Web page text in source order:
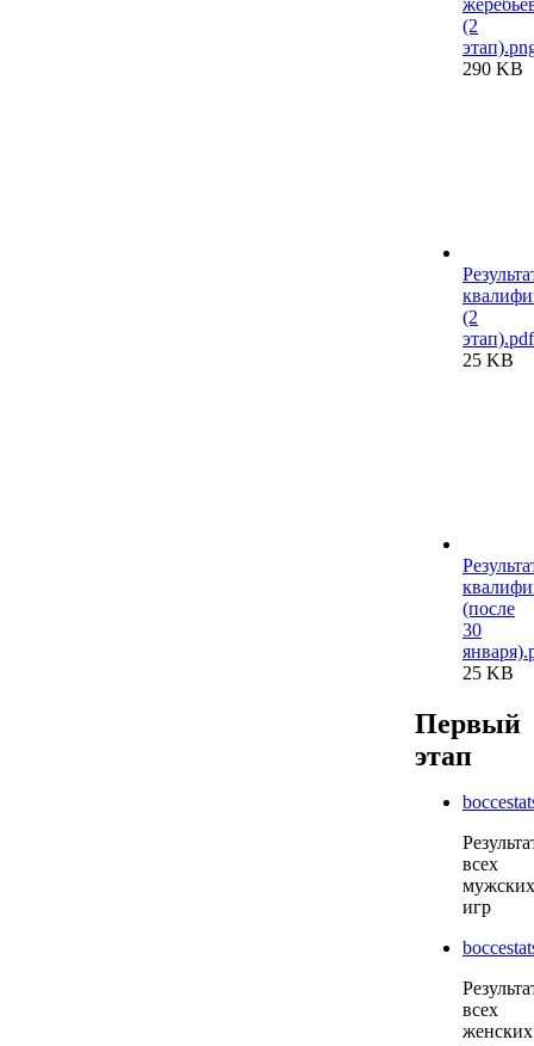
(2
290 KB
(2
этап).pdf
25 KB
(после
30
25 KB
Первый
этап
всех
мужских
игр
всех
женских